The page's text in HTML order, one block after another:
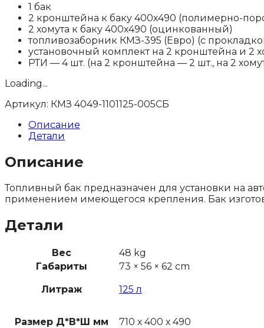
1 бак
2 кронштейна к баку 400х490 (полимерно-
2 хомута к баку 400х490 (оцинкованный)
топливозаборник КМЗ-395 (Евро) (с
установочный комплект на 2 кронштейна и 2
РТИ — 4 шт. (на 2 кронштейна — 2 шт., на 2
Loading...
Артикул: КМЗ 4049-1101125-005СБ
Описание
Детали
Описание
Топливный бак предназначен для установки на
применением имеющегося крепления. Бак
Детали
Вес
48 kg
Габариты
73 × 56 × 62 cm
Литраж 125 л
Размер Д*В*Ш мм 710 х 400 х 490